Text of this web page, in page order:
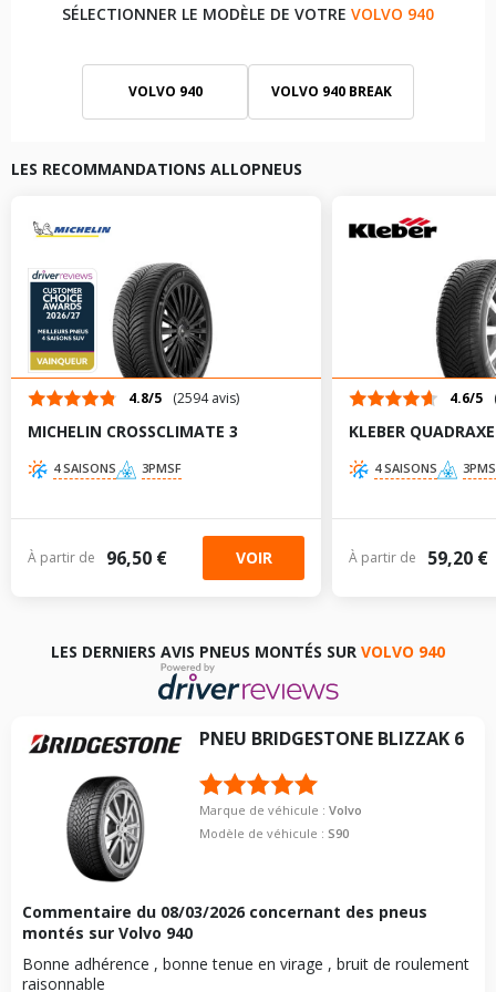
SÉLECTIONNER LE MODÈLE DE VOTRE VOLVO 940
VOLVO 940 VOLVO 940 BREAK
LES RECOMMANDATIONS ALLOPNEUS
4.8/5 (2594 avis)
MICHELIN CROSSCLIMATE 3
4 SAISONS 3PMSF
À partir de 96,50 € VOIR
4.6/5
KLEBER
4 SAISONS
À partir de 59,20 €
LES DERNIERS AVIS PNEUS MONTÉS SUR VOLVO 940
PNEU BRIDGESTONE BLIZZAK 6
Marque de véhicule : Volvo
Modèle de véhicule : S90
Commentaire du 08/03/2026 concernant des pneus
montés sur Volvo 940
Bonne adhérence , bonne tenue en virage , bruit de roulement
raisonnable